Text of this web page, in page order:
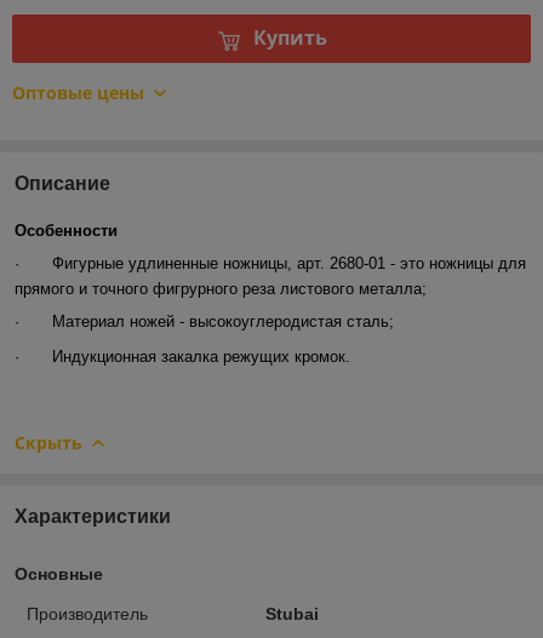
Купить
Оптовые цены
Описание
Особенности
·
Фигурные удлиненные ножницы, арт. 2680-01 - это ножницы для
прямого и точного фигрурного реза листового металла;
·
Материал ножей - высокоуглеродистая сталь;
·
Индукционная закалка режущих кромок.
Скрыть
Характеристики
Основные
Производитель
Stubai